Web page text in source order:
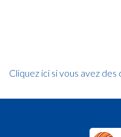
Cliquez ici si vous avez